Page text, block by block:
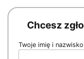
Chcesz
Twoje imię i nazwisko